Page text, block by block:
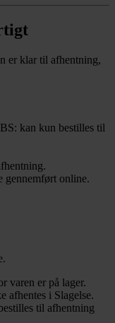
er klar til afhentning,
kan kun bestilles til
gennemført online.
varen er på lager.
afhentes i Slagelse.
til afhentning